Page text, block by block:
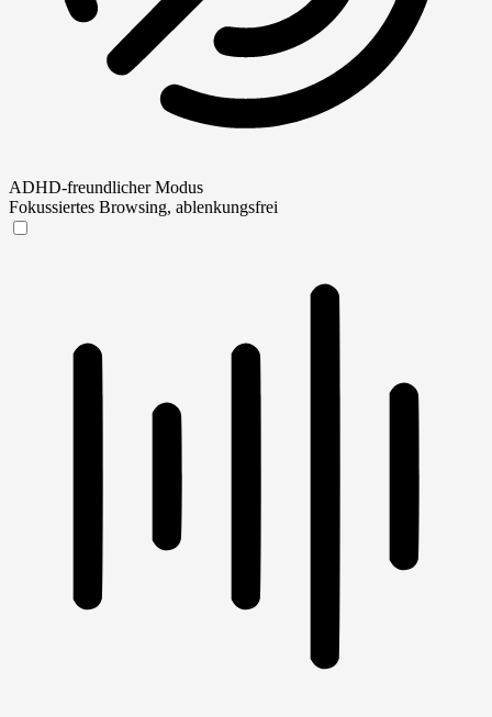
ADHD-freundlicher Modus
Fokussiertes Browsing, ablenkungsfrei